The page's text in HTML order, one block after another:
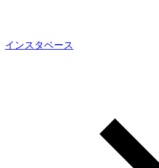
インスタベース